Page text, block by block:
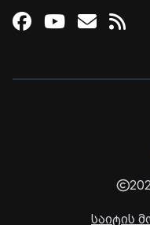
Facebook
Youtube
Email
RSS
საიტის